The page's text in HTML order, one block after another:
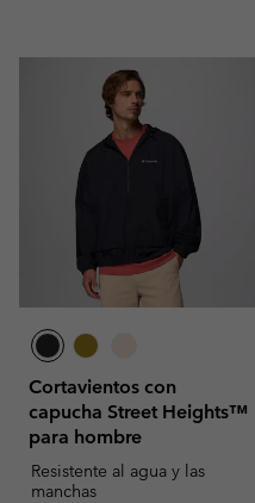
Cortavientos con
capucha Street Heights™
para hombre
Resistente al agua y las
manchas